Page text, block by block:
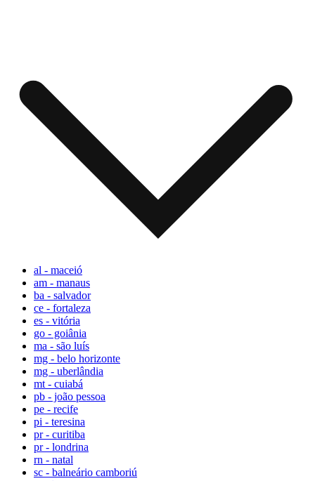
al - maceió
am - manaus
ba - salvador
ce - fortaleza
es - vitória
go - goiânia
ma - são luís
mg - belo horizonte
mg - uberlândia
mt - cuiabá
pb - joão pessoa
pe - recife
pi - teresina
pr - curitiba
pr - londrina
rn - natal
sc - balneário camboriú